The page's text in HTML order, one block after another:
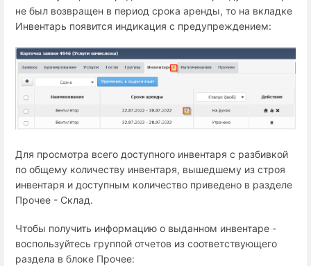
не был возвращен в период срока аренды, то на вкладке
Инвентарь появится индикация с предупреждением:
Для просмотра всего доступного инвентаря с разбивкой
по общему количеству инвентаря, вышедшему из строя
инвентаря и доступным количество приведено в разделе
Прочее - Склад.
Чтобы получить информацию о выданном инвентаре -
воспользуйтесь группой отчетов из соответствующего
раздела в блоке Прочее: